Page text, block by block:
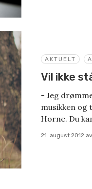
AKTUELT
Vil ikke
- Jeg
musikken og
Horne. Du
21. august 2012 av